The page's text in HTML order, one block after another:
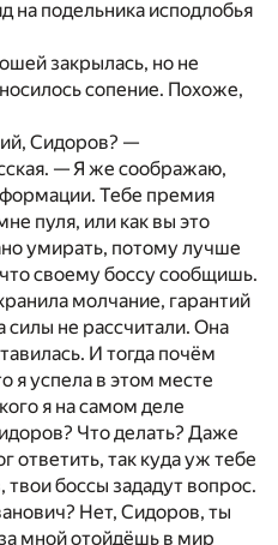
на подельника исподлобья
закрылась, но не
сопение. Похоже,
Сидоров? —
— Я же соображаю,
Тебе премия
пуля, или как вы это
умирать, потому лучше
своему боссу сообщишь.
молчание, гарантий
не рассчитали. Она
И тогда почём
я успела в этом месте
я на самом деле
Что делать? Даже
ответить, так куда уж тебе
боссы зададут вопрос.
Нет, Сидоров, ты
мной отойдёшь в мир